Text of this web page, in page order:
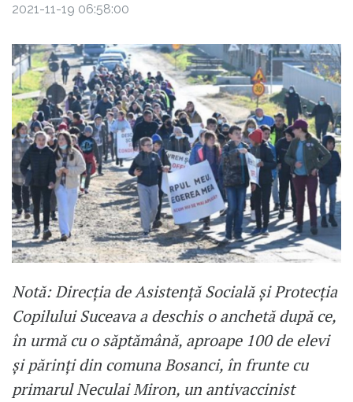
2021-11-19 06:58:00
Notă: Direcția de Asistență Socială și Protecția
Copilului Suceava a deschis o anchetă după ce,
în urmă cu o săptămână, aproape 100 de elevi
și părinți din comuna Bosanci, în frunte cu
primarul Neculai Miron, un antivaccinist